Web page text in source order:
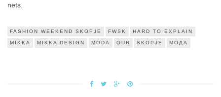
nets.
FASHION WEEKEND SKOPJE FWSK HARD TO EXPLAIN
MIKKA MIKKA DESIGN MODA OUR SKOPJE МОДА